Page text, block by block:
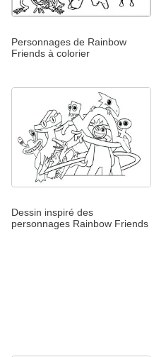
Personnages de Rainbow
Friends à colorier
Dessin inspiré des
personnages Rainbow Friends